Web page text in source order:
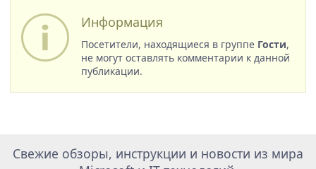
Информация
Посетители, находящиеся в группе Гости,
не могут оставлять комментарии к данной
публикации.
Свежие обзоры, инструкции и новости из мира